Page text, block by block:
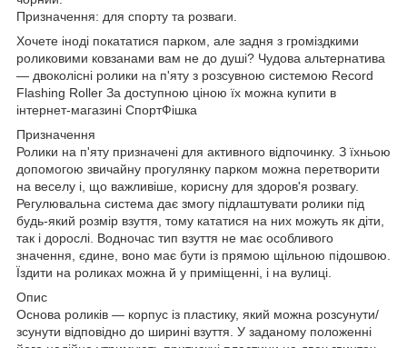
Призначення: для спорту та розваги.
Хочете іноді покататися парком, але задня з громіздкими
роликовими ковзанами вам не до душі? Чудова альтернатива
— двоколісні ролики на п'яту з розсувною системою Record
Flashing Roller За доступною ціною їх можна купити в
інтернет-магазині СпортФішка
Призначення
Ролики на п'яту призначені для активного відпочинку. З їхньою
допомогою звичайну прогулянку парком можна перетворити
на веселу і, що важливіше, корисну для здоров'я розвагу.
Регулювальна система дає змогу підлаштувати ролики під
будь-який розмір взуття, тому кататися на них можуть як діти,
так і дорослі. Водночас тип взуття не має особливого
значення, єдине, воно має бути із прямою щільною підошвою.
Їздити на роликах можна й у приміщенні, і на вулиці.
Опис
Основа роликів — корпус із пластику, який можна розсунути/
зсунути відповідно до ширині взуття. У заданому положенні